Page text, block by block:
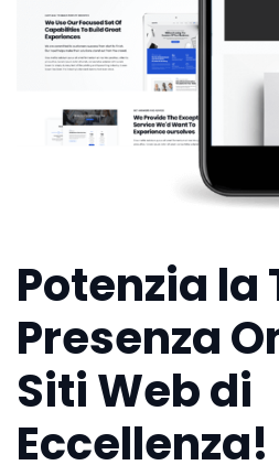
Potenzia la
Presenza
Siti Web di
Eccellenza!